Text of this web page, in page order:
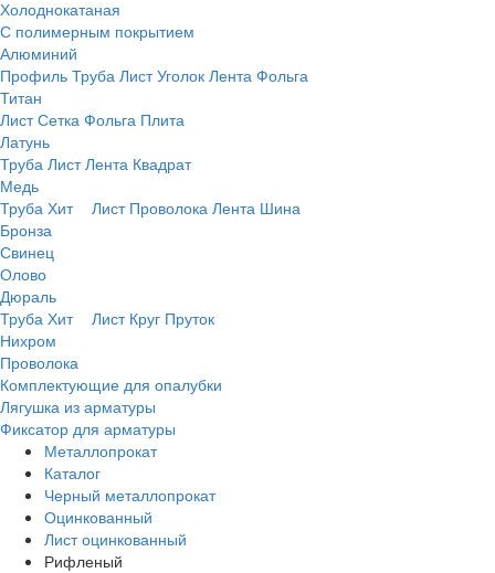
Холоднокатаная
С полимерным покрытием
Алюминий
Профиль Труба ЛистУголок Лента Фольга
Титан
ЛистСетка Фольга Плита
Латунь
Труба Лист Лента Квадрат
Медь
Труба Хит Лист Проволока Лента Шина
Бронза
Свинец
Олово
Дюраль
Труба Хит Лист Круг Пруток
Нихром
Проволока
Комплектующие для опалубки
Лягушка из арматуры
Фиксатор для арматуры
Металлопрокат
Каталог
Черный металлопрокат
Оцинкованный
Лист оцинкованный
Рифленый